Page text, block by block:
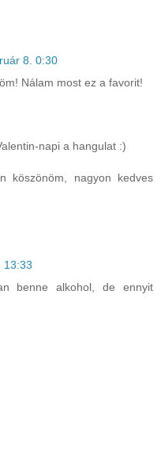
8. 0:30
Nálam most ez a favorit!
napi a hangulat :)
köszönöm, nagyon kedves
13:33
benne alkohol, de ennyit